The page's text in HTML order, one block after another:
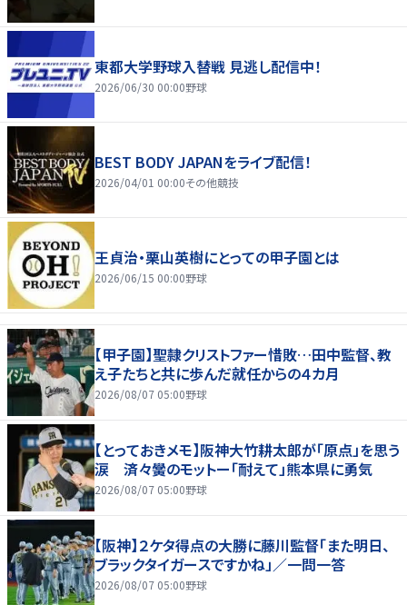
東都大学野球入替戦 見逃し配信中！
2026/06/30 00:00野球
BEST BODY JAPANをライブ配信！
2026/04/01 00:00その他競技
王貞治・栗山英樹にとっての甲子園とは
2026/06/15 00:00野球
【甲子園】聖隷クリストファー惜敗…田中監督、教
え子たちと共に歩んだ就任からの４カ月
2026/08/07 05:00野球
【とっておきメモ】阪神大竹耕太郎が「原点」を思う
涙 済々黌のモットー「耐えて」熊本県に勇気
2026/08/07 05:00野球
【阪神】２ケタ得点の大勝に藤川監督「また明日、
ブラックタイガースですかね」／一問一答
2026/08/07 05:00野球